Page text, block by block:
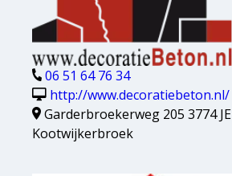
06 51 64 76 34
http://www.decoratiebeton.nl/
Garderbroekerweg 205 3774 JE
Kootwijkerbroek